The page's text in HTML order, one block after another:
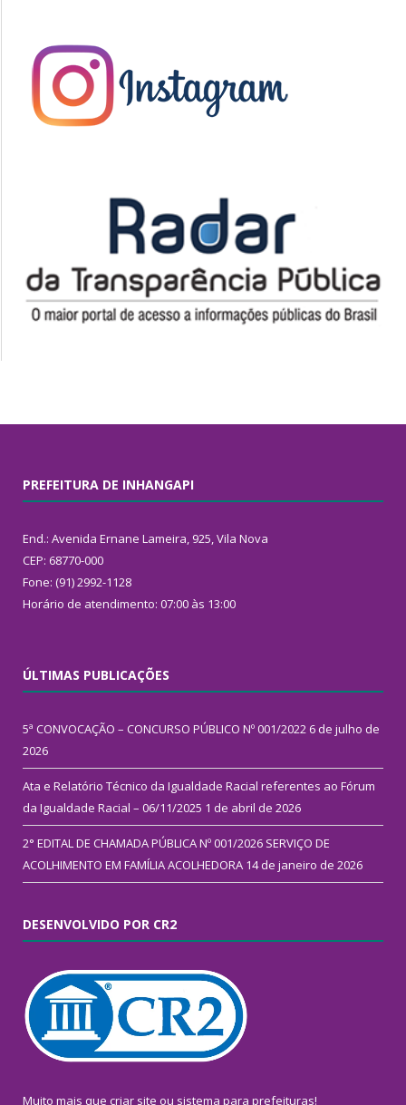
PREFEITURA DE INHANGAPI
End.: Avenida Ernane Lameira, 925, Vila Nova
CEP: 68770-000
Fone: (91) 2992-1128
Horário de atendimento: 07:00 às 13:00
ÚLTIMAS PUBLICAÇÕES
5ª CONVOCAÇÃO – CONCURSO PÚBLICO Nº 001/2022 6 de julho de
2026
Ata e Relatório Técnico da Igualdade Racial referentes ao Fórum
da Igualdade Racial – 06/11/2025 1 de abril de 2026
2° EDITAL DE CHAMADA PÚBLICA Nº 001/2026 SERVIÇO DE
ACOLHIMENTO EM FAMÍLIA ACOLHEDORA 14 de janeiro de 2026
DESENVOLVIDO POR CR2
Muito mais que criar site ou sistema para prefeituras!